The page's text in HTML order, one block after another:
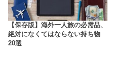
【保存版】海外一人旅の必需品、
絶対になくてはならない持ち物
20選